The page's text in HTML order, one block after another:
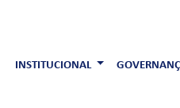
INSTITUCIONAL